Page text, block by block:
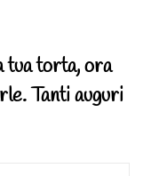
tua torta, ora
Tanti auguri